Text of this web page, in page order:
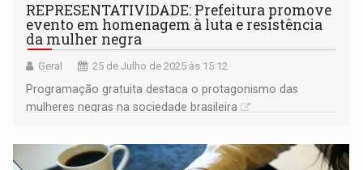
REPRESENTATIVIDADE: Prefeitura promove
evento em homenagem à luta e resistência
da mulher negra
Geral 25 de Julho de 2025 às 15:12
Programação gratuita destaca o protagonismo das
mulheres negras na sociedade brasileira